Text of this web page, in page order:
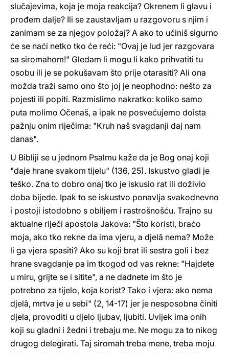
slučajevima, koja je moja reakcija? Okrenem li glavu i
prođem dalje? Ili se zaustavljam u razgovoru s njim i
zanimam se za njegov položaj? A ako to učiniš sigurno
će se naći netko tko će reći: "Ovaj je lud jer razgovara
sa siromahom!" Gledam li mogu li kako prihvatiti tu
osobu ili je se pokušavam što prije otarasiti? Ali ona
možda traži samo ono što joj je neophodno: nešto za
pojesti ili popiti. Razmislimo nakratko: koliko samo
puta molimo Očenaš, a ipak ne posvećujemo doista
pažnju onim riječima: "Kruh naš svagdanji daj nam
danas".
U Bibliji se u jednom Psalmu kaže da je Bog onaj koji
"daje hrane svakom tijelu" (136, 25). Iskustvo gladi je
teško. Zna to dobro onaj tko je iskusio rat ili doživio
doba bijede. Ipak to se iskustvo ponavlja svakodnevno
i postoji istodobno s obiljem i rastrošnošću. Trajno su
aktualne riječi apostola Jakova: "Što koristi, braćo
moja, ako tko rekne da ima vjeru, a djelâ nema? Može
li ga vjera spasiti? Ako su koji brat ili sestra goli i bez
hrane svagdanje pa im tkogod od vas rekne: "Hajdete
u miru, grijte se i sitite", a ne dadnete im što je
potrebno za tijelo, koja korist? Tako i vjera: ako nema
djelâ, mrtva je u sebi" (2, 14-17) jer je nesposobna činiti
djela, provoditi u djelo ljubav, ljubiti. Uvijek ima onih
koji su gladni i žedni i trebaju me. Ne mogu za to nikog
drugog delegirati. Taj siromah treba mene, treba moju